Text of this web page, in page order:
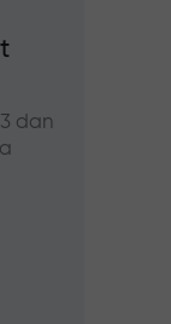
dan